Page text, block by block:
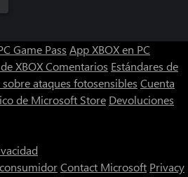
Game Pass App XBOX en PC
XBOXComentarios Estándares de
ataques fotosensibles Cuenta
de Microsoft Store Devoluciones
Contact Microsoft Privacy